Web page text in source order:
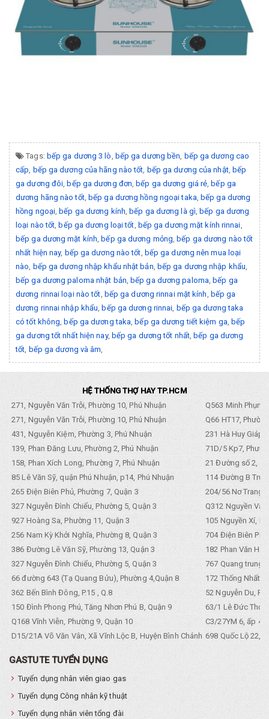
Tags: bếp ga dương 3 lò, bếp ga dương bền, bếp ga dương cao
cấp, bếp ga dương của hãng nào tốt, bếp ga dương của nhật, bếp
ga dương đôi, bếp ga dương đơn, bếp ga dương giá rẻ, bếp ga
dương hãng nào tốt, bếp ga dương hồng ngoại taka, bếp ga dương
hồng ngoại, bếp ga dương kính, bếp ga dương là gì, bếp ga dương
loại nào tốt, bếp ga dương loại tốt, bếp ga dương mặt kính rinnai,
bếp ga dương mặt kính, bếp ga dương mỏng, bếp ga dương nào tốt
nhất hiện nay, bếp ga dương nào tốt, bếp ga dương nên mua loại
nào, bếp ga dương nhập khẩu nhật bản, bếp ga dương nhập khẩu,
bếp ga dương paloma nhật bản, bếp ga dương paloma, bếp ga
dương rinnai loại nào tốt, bếp ga dương rinnai mặt kính, bếp ga
dương rinnai nhập khẩu, bếp ga dương rinnai, bếp ga dương taka
có tốt không, bếp ga dương taka, bếp ga dương tiết kiệm ga, bếp
ga dương tốt nhất hiện nay, bếp ga dương tốt nhất, bếp ga dương
tốt, bếp ga dương và âm,
HỆ THỐNG THỢ HAY TP.HCM
271, Nguyễn Văn Trỗi, Phường 10, Phú Nhuận
Q563 Minh
271, Nguyễn Văn Trỗi, Phường 10, Phú Nhuận
Q66 HT17,
431, Nguyễn Kiệm, Phường 3, Phú Nhuận
231 Hà Huy Giáp,
139, Phan Đăng Lưu, Phường 2, Phú Nhuận
71D/5 Kp7,
158, Phan Xích Long, Phường 7, Phú Nhuận
21 Đường số 2,
85 Lê Văn Sỹ, quận Phú Nhuận, p14, Phú Nhuận
114 Đường B
265 Điện Biên Phủ, Phường 7, Quận 3
204/56 Nơ Trang
327 Nguyễn Đình Chiểu, Phường 5, Quận 3
Q312 Nguyền
927 Hoàng Sa, Phường 11, Quận 3
105 Nguyền Xí,
256 Nam Kỳ Khởi Nghĩa, Phường 8, Quận 3
704 Điện Biên
386 Đường Lê Văn Sỹ, Phường 13, Quận 3
182 Phan Văn
327 Nguyễn Đình Chiểu, Phường 5, Quận 3
767 Quang trung,
66 đường 643 (Tạ Quang Bửu), Phường 4,Quận 8
172 Thống Nhất.
362 Bến Bình Đông, P.15 , Q.8
52 Nguyễn Du,
150 Đình Phong Phú, Tăng Nhơn Phú B, Quận 9
63/1 Lê Đức Thọ,
Q168 Vĩnh Viễn, Phường 9, Quận 10
C3/27YM 6, ấp 4,
D15/21A Võ Văn Vân, Xã Vĩnh Lộc B, Huyện Bình Chánh 698 Quốc Lộ 22,
GASTUTE TUYỂN DỤNG
Tuyển dụng nhân viên giao gas
Tuyển dụng Công nhân kỹ thuật
Tuyển dụng nhân viên tổng đài